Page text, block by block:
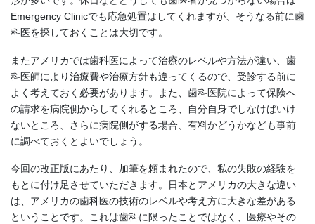
Emergency Clinicでも応急処置はしてくれますが、そうなる前に歯
科医を探しておくことは大切です。
またアメリカでは歯科医によって治療のレベルや方法が違い、歯
科医師により治療費や治療方針も違ってくるので、受診する前に
よく考えておく必要があります。また、歯科医院によって保険へ
の請求を病院側からしてくれるところ、自分自身でしなけばいけ
ないところ、さらに病院側がする場合、有料かどうかなども事前
に調べておくとよいでしょう。
今回の改正版にあたり、加筆を頼まれたので、私の失敗の経験を
もとに付け足させていただきます。日本とアメリカの大きな違い
は、アメリカの歯科医の技術のレベルや考え方に大きな差がある
ということです。これは歯科に限ったことではなく、医療やその